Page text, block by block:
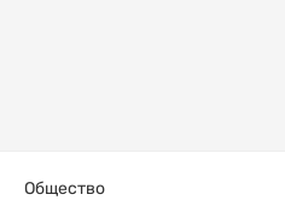
Общество